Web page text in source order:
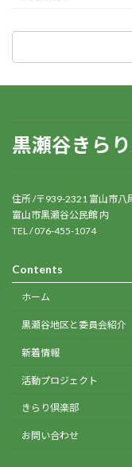
黒瀬谷きら
住所 /〒939-2321 富山市八
富山市黒瀬谷公民館 内
TEL / 076-455-1074
Contents
ホーム
黒瀬谷地区と委員会紹介
新着情報
活動プロジェクト
きらり倶楽部
お問い合わせ